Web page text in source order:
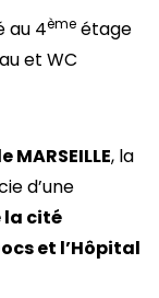
au 4ème étage
et WC
, la
d’une
la cité
et l’Hôpital